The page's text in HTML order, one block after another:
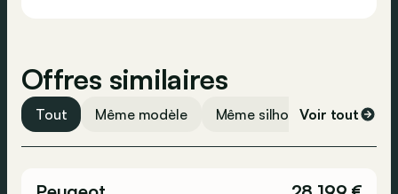
Offres similaires
Tout Même modèle Même silhouette Même
Voir tout